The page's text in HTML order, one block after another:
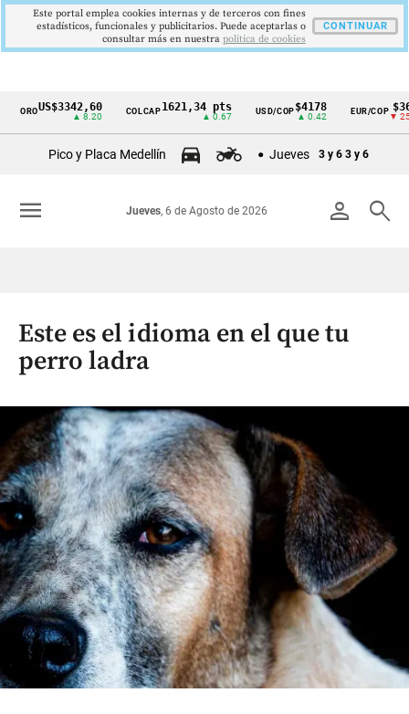
Cintillo
Colombia
OROUS$3342,60
▲ 8.20
COLCAP1621,34 pts
▲ 0.67
USD/COP$4178
▲ 0.42
EUR/COP
▼
Pico y Placa Medellín Jueves 3 y 6 3 y 6
person search
Jueves, 6 de Agosto de 2026
menu
Este es el idioma en el que tu
perro ladra
Este portal emplea cookies internas y de terceros con fines
estadísticos, funcionales y publicitarios. Puede aceptarlas o
consultar más en nuestra politica de cookies
CONTINUAR